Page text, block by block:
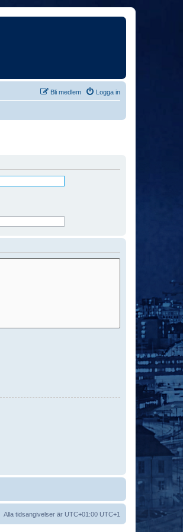
Logga in
Bli medlem
Alla tidsangivelser är UTC+01:00 UTC+1